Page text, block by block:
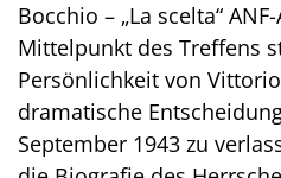
Bocchio – „La scelta“
Mittelpunkt des Treffens
Persönlichkeit von
dramatische
September 1943 zu